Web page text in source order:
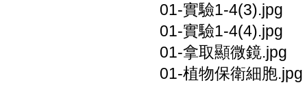
01-實驗1-4(3).jpg
01-實驗1-4(4).jpg
01-拿取顯微鏡.jpg
01-植物保衛細胞.jpg